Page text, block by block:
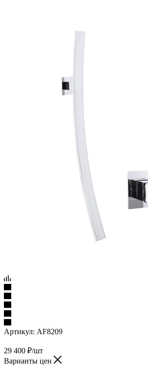
Артикул: AF8209
29 400 ₽/шт
Варианты цен